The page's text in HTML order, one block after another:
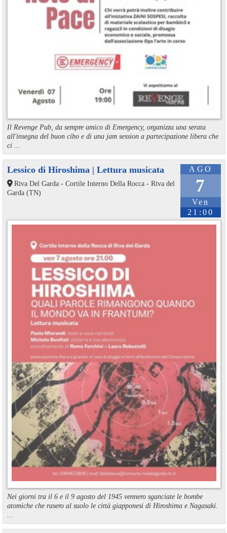
Il Revenge Pub, da sempre amico di Emergency, organizza una serata
all'insegna del buon cibo e di una jam session a partecipazione libera che
ci ...
AGO
7
Ven
21:00
Lessico di Hiroshima | Lettura musicata
Riva Del Garda - Cortile Interno Della Rocca - Riva del
Garda (TN)
Nei giorni tra il 6 e il 9 agosto del 1945 vennero sganciate le bombe
atomiche che rasero al suolo le città giapponesi di Hiroshima e Nagasaki.